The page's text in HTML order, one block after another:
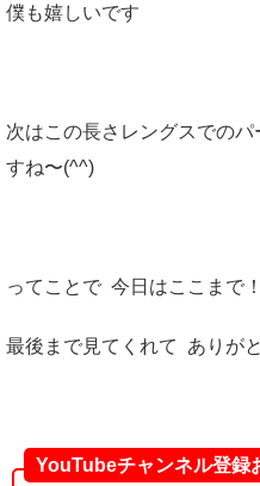
僕も嬉しいです
次はこの長さレングスでの
すね〜(^^)
ってことで 今日はここまで！
最後まで見てくれて ありが
YouTubeチャンネル登録